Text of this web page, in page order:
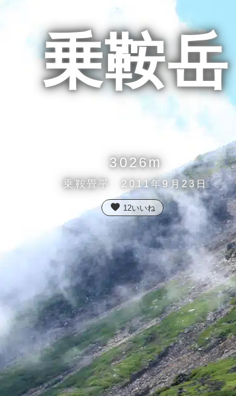
乗鞍岳
3026m
乗鞍畳平 2011年9月23日
favorite 12いいね